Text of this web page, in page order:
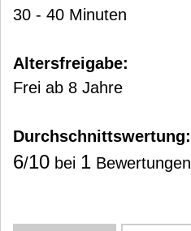
30 - 40 Minuten
Altersfreigabe:
Frei ab 8 Jahre
Durchschnittswertung:
6/10 bei 1 Bewertungen